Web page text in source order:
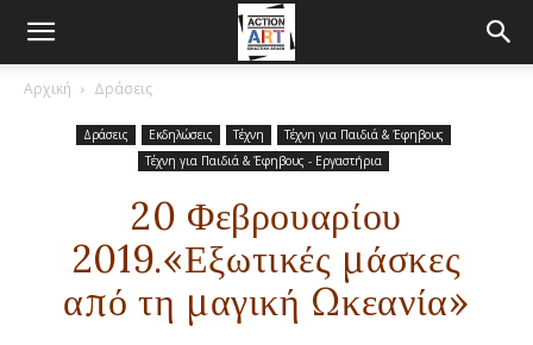
Αρχική Δράσεις
Δράσεις Εκδηλώσεις Τέχνη
Τέχνη για Παιδιά & Έφηβους
Τέχνη για Παιδιά & Έφηβους - Εργαστήρια
20 Φεβρουαρίου
2019.«Εξωτικές μάσκες
από τη μαγική Ωκεανία»